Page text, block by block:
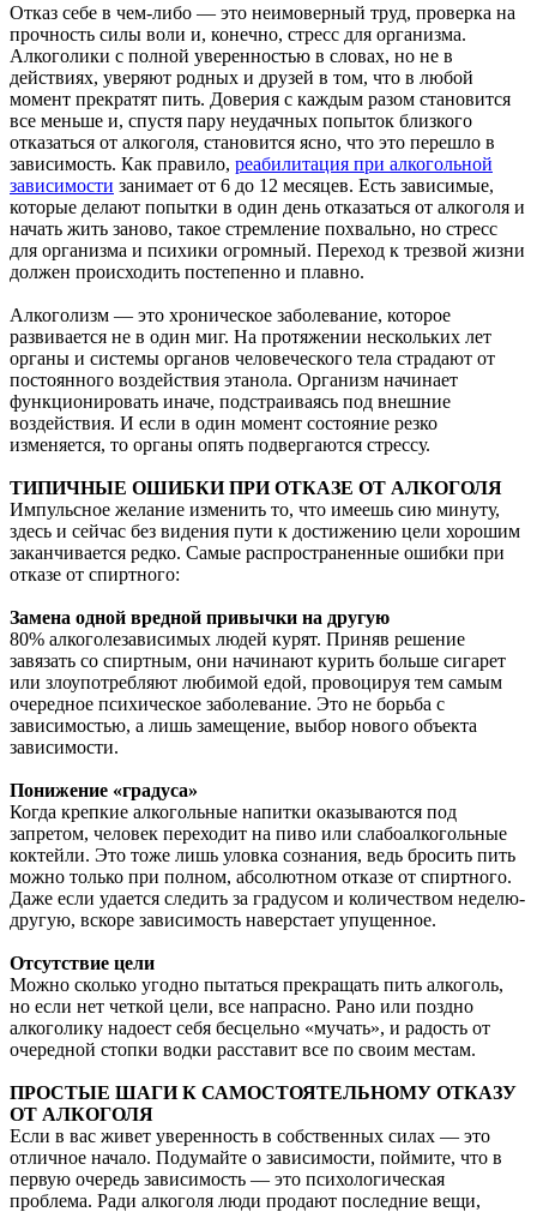
Отказ себе в чем-либо — это неимоверный труд, проверка на
прочность силы воли и, конечно, стресс для организма.
Алкоголики с полной уверенностью в словах, но не в
действиях, уверяют родных и друзей в том, что в любой
момент прекратят пить. Доверия с каждым разом становится
все меньше и, спустя пару неудачных попыток близкого
отказаться от алкоголя, становится ясно, что это перешло в
зависимость. Как правило, реабилитация при алкогольной
зависимости занимает от 6 до 12 месяцев. Есть зависимые,
которые делают попытки в один день отказаться от алкоголя и
начать жить заново, такое стремление похвально, но стресс
для организма и психики огромный. Переход к трезвой жизни
должен происходить постепенно и плавно.
Алкоголизм — это хроническое заболевание, которое
развивается не в один миг. На протяжении нескольких лет
органы и системы органов человеческого тела страдают от
постоянного воздействия этанола. Организм начинает
функционировать иначе, подстраиваясь под внешние
воздействия. И если в один момент состояние резко
изменяется, то органы опять подвергаются стрессу.
ТИПИЧНЫЕ ОШИБКИ ПРИ ОТКАЗЕ ОТ АЛКОГОЛЯ
Импульсное желание изменить то, что имеешь сию минуту,
здесь и сейчас без видения пути к достижению цели хорошим
заканчивается редко. Самые распространенные ошибки при
отказе от спиртного:
Замена одной вредной привычки на другую
80% алкоголезависимых людей курят. Приняв решение
завязать со спиртным, они начинают курить больше сигарет
или злоупотребляют любимой едой, провоцируя тем самым
очередное психическое заболевание. Это не борьба с
зависимостью, а лишь замещение, выбор нового объекта
зависимости.
Понижение «градуса»
Когда крепкие алкогольные напитки оказываются под
запретом, человек переходит на пиво или слабоалкогольные
коктейли. Это тоже лишь уловка сознания, ведь бросить пить
можно только при полном, абсолютном отказе от спиртного.
Даже если удается следить за градусом и количеством неделю-
другую, вскоре зависимость наверстает упущенное.
Отсутствие цели
Можно сколько угодно пытаться прекращать пить алкоголь,
но если нет четкой цели, все напрасно. Рано или поздно
алкоголику надоест себя бесцельно «мучать», и радость от
очередной стопки водки расставит все по своим местам.
ПРОСТЫЕ ШАГИ К САМОСТОЯТЕЛЬНОМУ ОТКАЗУ
ОТ АЛКОГОЛЯ
Если в вас живет уверенность в собственных силах — это
отличное начало. Подумайте о зависимости, поймите, что в
первую очередь зависимость — это психологическая
проблема. Ради алкоголя люди продают последние вещи,